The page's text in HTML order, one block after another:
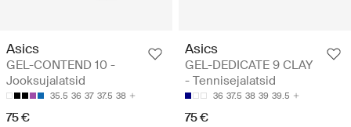
Asics
GEL-CONTEND 10 -
Jooksujalatsid
35.5 36 37 37.5 38
75 €
Asics
GEL-DEDICATE 9 CLAY
- Tennisejalatsid
36 37.5 38 39 39.5
75 €